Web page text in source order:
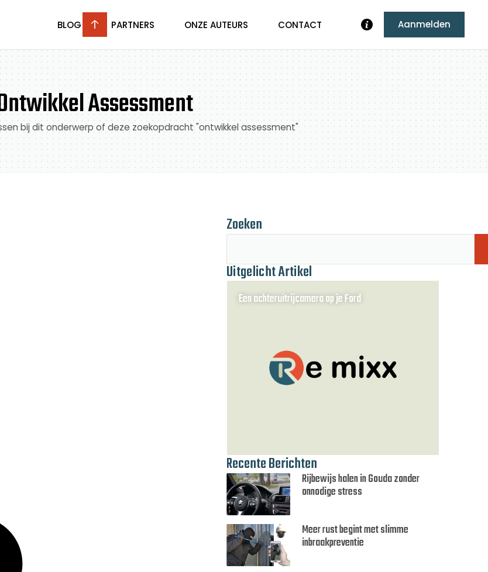
BLOG PARTNERS ONZE AUTEURS CONTACT Aanmelden
Assessment
bij dit onderwerp of deze zoekopdracht "ontwikkel assessment"
Zoeken
Uitgelicht Artikel
Een achteruitrijcamera op je Ford
Recente Berichten
Rijbewijs halen in Gouda zonder
onnodige stress
Meer rust begint met slimme
inbraakpreventie